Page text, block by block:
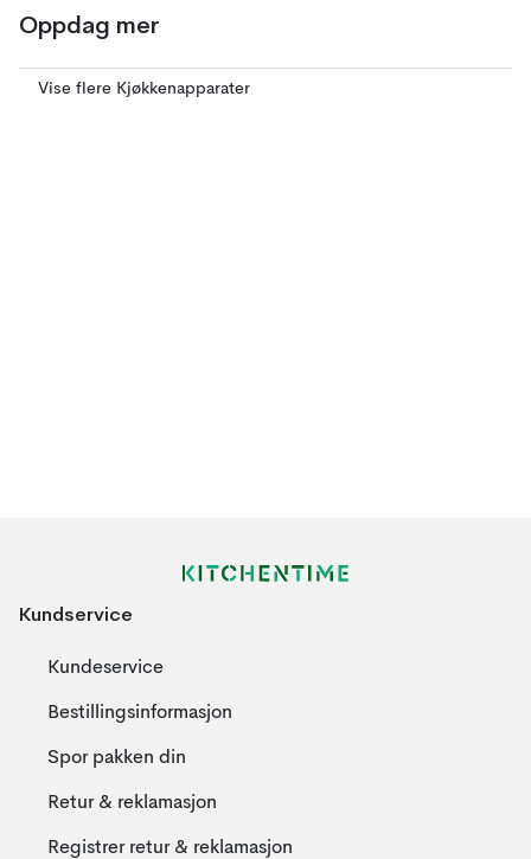
Oppdag mer
Vise flere Kjøkkenapparater
Kundservice
Kundeservice
Bestillingsinformasjon
Spor pakken din
Retur & reklamasjon
Registrer retur & reklamasjon